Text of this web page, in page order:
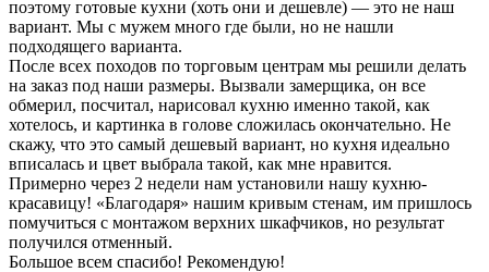
поэтому готовые кухни (хоть они и дешевле) — это не наш
вариант. Мы с мужем много где были, но не нашли
подходящего варианта.
После всех походов по торговым центрам мы решили делать
на заказ под наши размеры. Вызвали замерщика, он все
обмерил, посчитал, нарисовал кухню именно такой, как
хотелось, и картинка в голове сложилась окончательно. Не
скажу, что это самый дешевый вариант, но кухня идеально
вписалась и цвет выбрала такой, как мне нравится.
Примерно через 2 недели нам установили нашу кухню-
красавицу! «Благодаря» нашим кривым стенам, им пришлось
помучиться с монтажом верхних шкафчиков, но результат
получился отменный.
Большое всем спасибо! Рекомендую!